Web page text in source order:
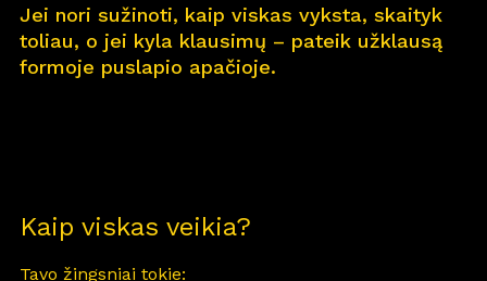
Jei nori sužinoti, kaip viskas vyksta, skaityk
toliau, o jei kyla klausimų – pateik užklausą
formoje puslapio apačioje.
Kaip viskas veikia?
Tavo žingsniai tokie: